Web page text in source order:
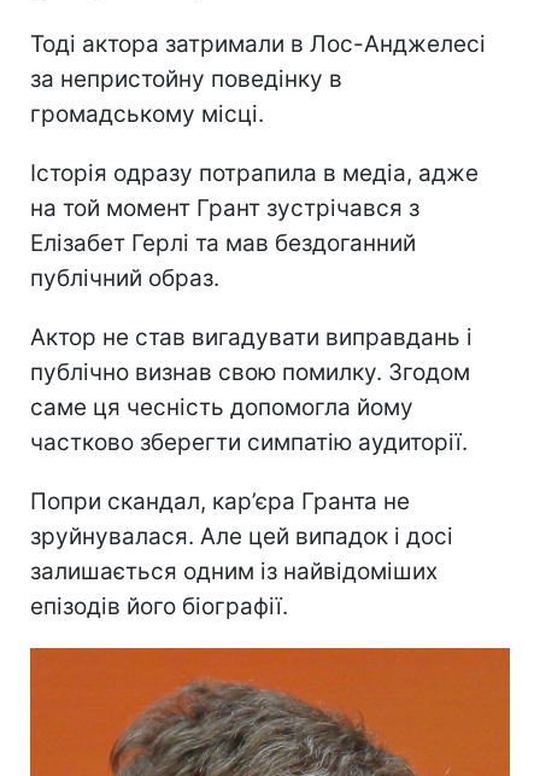
Тоді актора затримали в Лос-Анджелесі
за непристойну поведінку в
громадському місці.
Історія одразу потрапила в медіа, адже
на той момент Грант зустрічався з
Елізабет Герлі та мав бездоганний
публічний образ.
Актор не став вигадувати виправдань і
публічно визнав свою помилку. Згодом
саме ця чесність допомогла йому
частково зберегти симпатію аудиторії.
Попри скандал, кар’єра Гранта не
зруйнувалася. Але цей випадок і досі
залишається одним із найвідоміших
епізодів його біографії.